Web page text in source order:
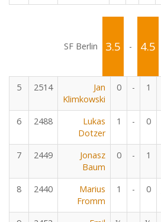
SF Berlin 3.5 - 4.5
5
2514
Jan
Klimkowski
0 - 1
6 2488
Lukas
Dotzer
1 - 0
7 2449
Jonasz
Baum
0 - 1
8 2440
Marius
Fromm
1 - 0